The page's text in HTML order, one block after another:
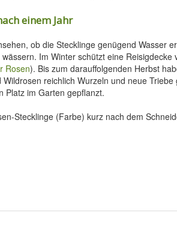
einem Jahr
ob die Stecklinge genügend Wasser
Im Winter schützt eine
Rosen). Bis zum darauffolgenden Herbst
reichlich Wurzeln und neue
Platz im Garten gepflanzt.
Stecklinge (Farbe) kurz nach dem